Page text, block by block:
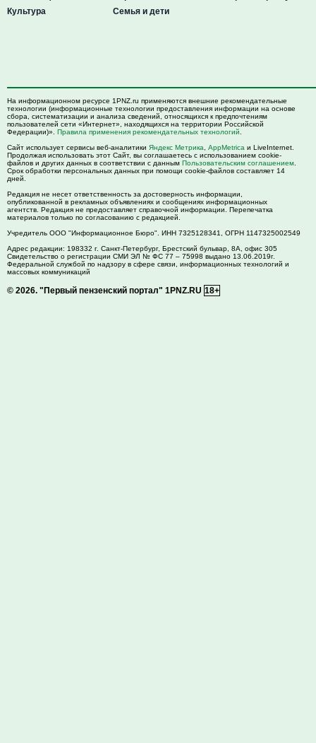
Культура
Семья и дети
На информационном ресурсе 1PNZ.ru применяются внешние рекомендательные
технологии (информационные технологии предоставления информации на основе
сбора, систематизации и анализа сведений, относящихся к предпочтениям
пользователей сети «Интернет», находящихся на территории Российской
Федерации)». Правила применения рекомендательных технологий
Сайт использует сервисы веб-аналитики Яндекс Метрика AppMetrica и LiveInternet.
Продолжая использовать этот Сайт, вы соглашаетесь с использованием cookie-
файлов и других данных в соответствии с данным Пользовательским соглашением
Срок обработки персональных данных при помощи cookie-файлов составляет 14
дней.
Редакция не несет ответственность за достоверность информации,
опубликованной в рекламных объявлениях и сообщениях информационных
агентств. Редакция не предоставляет справочной информации. Перепечатка
материалов только по согласованию с редакцией.
Учредитель ООО "Информационное Бюро". ИНН 7325128341, ОГРН 1147325002549
Адрес редакции: 198332 г. Санкт-Петербург, Брестский бульвар, 8А, офис 305
Свидетельство о регистрации СМИ ЭЛ № ФС 77 – 75998 выдано 13.06.2019г.
Федеральной службой по надзору в сфере связи, информационных технологий и
массовых коммуникаций
© 2026. "Первый пензенский портал" 1PNZ.RU 18+